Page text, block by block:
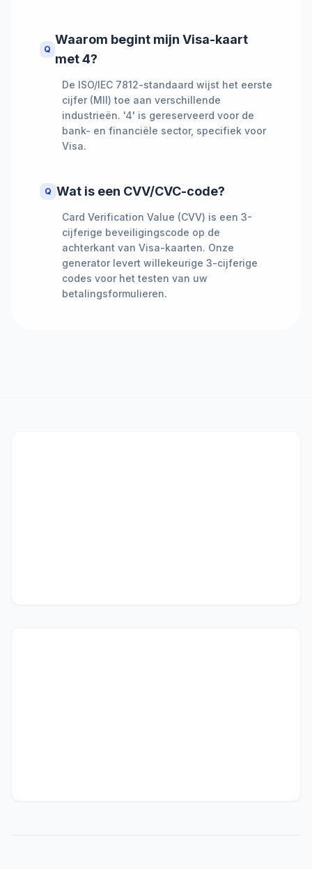
Q
Waarom begint mijn Visa-kaart
met 4?
De ISO/IEC 7812-standaard wijst het eerste
cijfer (MII) toe aan verschillende
industrieën. '4' is gereserveerd voor de
bank- en financiële sector, specifiek voor
Visa.
Q Wat is een CVV/CVC-code?
Card Verification Value (CVV) is een 3-
cijferige beveiligingscode op de
achterkant van Visa-kaarten. Onze
generator levert willekeurige 3-cijferige
codes voor het testen van uw
betalingsformulieren.